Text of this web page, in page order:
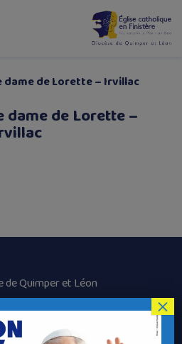
dame de Lorette – Irvillac
dame de Lorette –
de Quimper et Léon
le Diocèse
ma Paroisse
×